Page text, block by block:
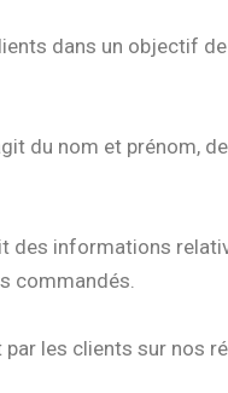
dans un objectif
du nom et prénom,
des informations
commandés.
les clients sur nos